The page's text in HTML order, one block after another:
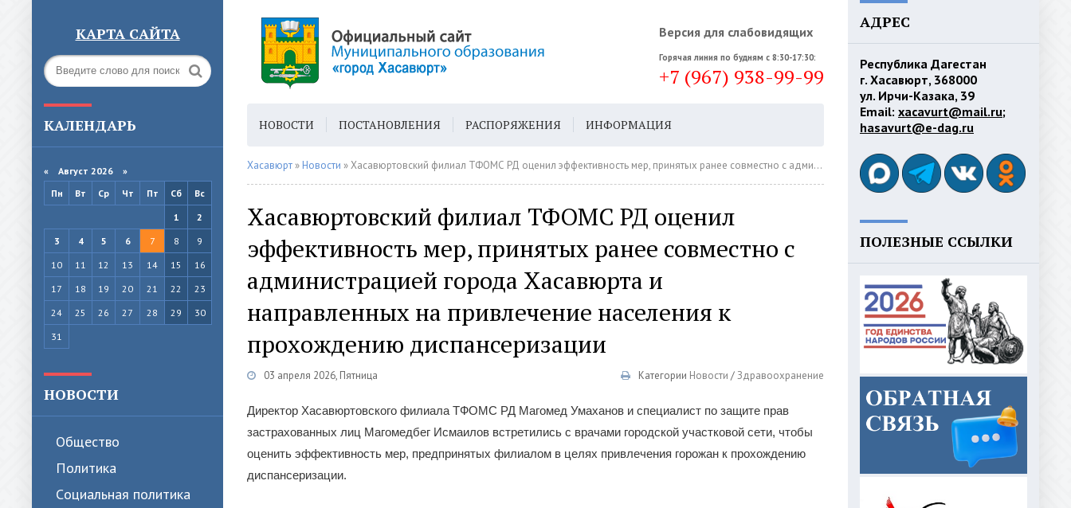
КАРТА САЙТА Версия для слабовидящих
Горячая линия по будням с 8:30-17:30:
+7 (967) 938-99-99
КАЛЕНДАРЬ
« Август 2026 »
Пн
Вт Ср Чт Пт Сб
Вс
1
2
3
4 5 6 7 8
9
10
11 12 13 14 15
16
17
18 19 20 21 22
23
24
25 26 27 28 29
30
31
НОВОСТИ
Общество
Политика
Cоциальная политика
НОВОСТИ ПОСТАНОВЛЕНИЯ РАСПОРЯЖЕНИЯ ИНФОРМАЦИЯ
ГОРОДСКАЯ СРЕДА ГЕН. ПЛАН
Хасавюрт » Новости » Хасавюртовский филиал ТФОМС РД оценил эффективность мер, принятых ранее совместно с администрацией города Хасавюрта и направленных на привлечение населения к прохождению диспансеризации
Хасавюртовский филиал ТФОМС РД оценил
эффективность мер, принятых ранее совместно с
администрацией города Хасавюрта и
направленных на привлечение населения к
прохождению диспансеризации
03 апреля 2026, Пятница Категории Новости /Здравоохранение
Директор Хасавюртовского филиала ТФОМС РД Магомед Умаханов и специалист по защите прав
застрахованных лиц Магомедбег Исмаилов встретились с врачами городской участковой сети, чтобы
оценить эффективность мер, предпринятых филиалом в целях привлечения горожан к прохождению
диспансеризации.
АДРЕС
Республика Дагестан
г. Хасавюрт, 368000
ул. Ирчи-Казака, 39
Email: xacavurt@mail.ru;
hasavurt@e-dag.ru
ПОЛЕЗНЫЕ ССЫЛКИ